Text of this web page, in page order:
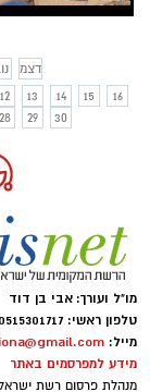
דצמ
12 13 14 15
16
28 29 30
מו"ל ועורך: אבי בן דוד
טלפון ראשי: 0515301717
מייל:
מידע למפרסמים באתר
מנהלת פרסום רשת